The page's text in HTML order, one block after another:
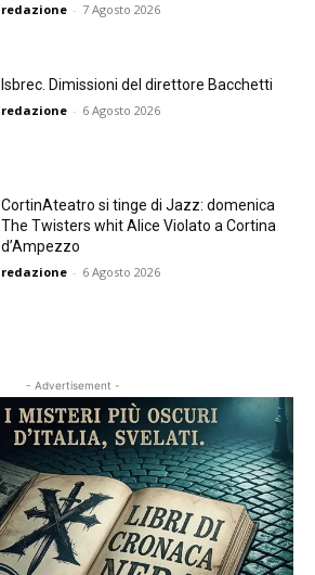
redazione - 7 Agosto 2026
Isbrec. Dimissioni del direttore Bacchetti
redazione - 6 Agosto 2026
CortinAteatro si tinge di Jazz: domenica
The Twisters whit Alice Violato a Cortina
d’Ampezzo
redazione - 6 Agosto 2026
- Advertisement -